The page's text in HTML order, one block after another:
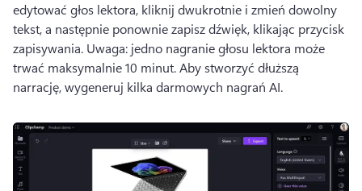
edytować głos lektora, kliknij dwukrotnie i zmień dowolny
tekst, a następnie ponownie zapisz dźwięk, klikając przycisk
zapisywania. Uwaga: jedno nagranie głosu lektora może
trwać maksymalnie 10 minut. Aby stworzyć dłuższą
narrację, wygeneruj kilka darmowych nagrań AI.